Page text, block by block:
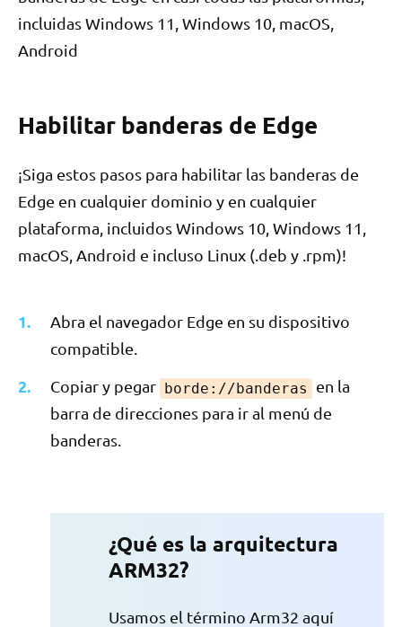
incluidas Windows 11, Windows 10, macOS,
Android
Habilitar banderas de Edge
¡Siga estos pasos para habilitar las banderas de
Edge en cualquier dominio y en cualquier
plataforma, incluidos Windows 10, Windows 11,
macOS, Android e incluso Linux (.deb y .rpm)!
Abra el navegador Edge en su dispositivo
compatible.
Copiar y pegar borde://banderas
en la
barra de direcciones para ir al menú de
banderas.
¿Qué es la arquitectura
ARM32?
Usamos el término Arm32 aquí